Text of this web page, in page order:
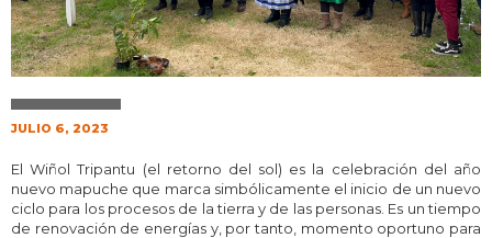
JULIO 6, 2023
El Wiñol Tripantu (el retorno del sol) es la celebración del año
nuevo mapuche que marca simbólicamente el inicio de un nuevo
ciclo para los procesos de la tierra y de las personas. Es un tiempo
de renovación de energías y, por tanto, momento oportuno para